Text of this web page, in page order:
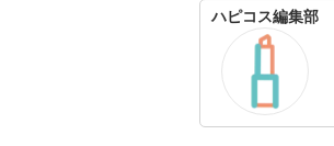
ハピコス編集部